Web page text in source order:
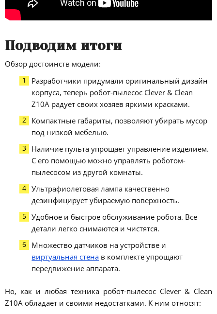
Подводим итоги
Обзор достоинств модели:
Разработчики придумали оригинальный дизайн
корпуса, теперь робот-пылесос Clever & Clean
Z10A радует своих хозяев яркими красками.
Компактные габариты, позволяют убирать мусор
под низкой мебелью.
Наличие пульта упрощает управление изделием.
С его помощью можно управлять роботом-
пылесосом из другой комнаты.
Ультрафиолетовая лампа качественно
дезинфицирует убираемую поверхность.
Удобное и быстрое обслуживание робота. Все
детали легко снимаются и чистятся.
Множество датчиков на устройстве и
виртуальная стена в комплекте упрощают
передвижение аппарата.
Но, как и любая техника робот-пылесос Clever & Clean
Z10A обладает и своими недостатками. К ним относят: